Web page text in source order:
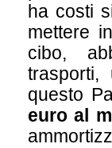
ha costi
mettere
cibo,
questo
euro al